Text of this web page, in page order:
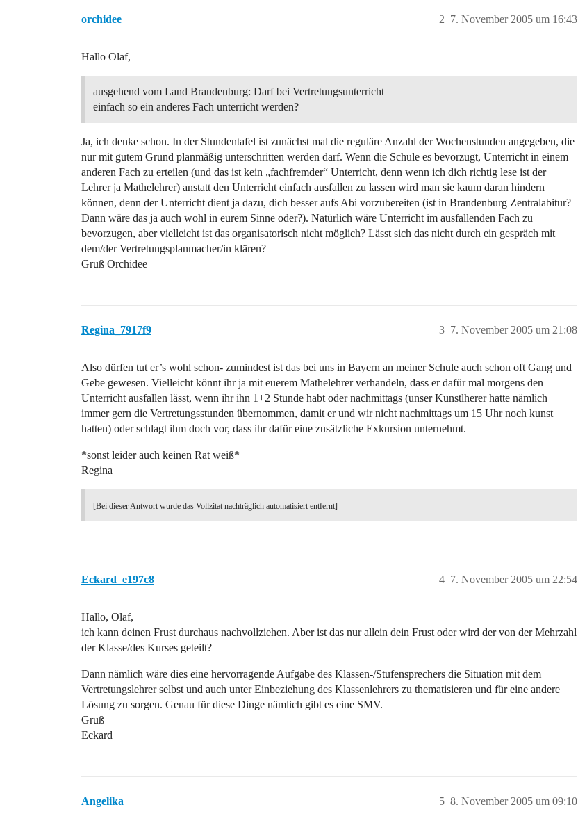
orchidee 7. November 2005 um 16:43
2
Hallo Olaf,
ausgehend vom Land Brandenburg: Darf bei Vertretungsunterricht
einfach so ein anderes Fach unterricht werden?
Ja, ich denke schon. In der Stundentafel ist zunächst mal die reguläre Anzahl der Wochenstunden angegeben, die
nur mit gutem Grund planmäßig unterschritten werden darf. Wenn die Schule es bevorzugt, Unterricht in einem
anderen Fach zu erteilen (und das ist kein „fachfremder“ Unterricht, denn wenn ich dich richtig lese ist der
Lehrer ja Mathelehrer) anstatt den Unterricht einfach ausfallen zu lassen wird man sie kaum daran hindern
können, denn der Unterricht dient ja dazu, dich besser aufs Abi vorzubereiten (ist in Brandenburg Zentralabitur?
Dann wäre das ja auch wohl in eurem Sinne oder?). Natürlich wäre Unterricht im ausfallenden Fach zu
bevorzugen, aber vielleicht ist das organisatorisch nicht möglich? Lässt sich das nicht durch ein gespräch mit
dem/der Vertretungsplanmacher/in klären?
Gruß Orchidee
Regina_7917f9 7. November 2005 um 21:08
3
Also dürfen tut er’s wohl schon- zumindest ist das bei uns in Bayern an meiner Schule auch schon oft Gang und
Gebe gewesen. Vielleicht könnt ihr ja mit euerem Mathelehrer verhandeln, dass er dafür mal morgens den
Unterricht ausfallen lässt, wenn ihr ihn 1+2 Stunde habt oder nachmittags (unser Kunstlherer hatte nämlich
immer gern die Vertretungsstunden übernommen, damit er und wir nicht nachmittags um 15 Uhr noch kunst
hatten) oder schlagt ihm doch vor, dass ihr dafür eine zusätzliche Exkursion unternehmt.
*sonst leider auch keinen Rat weiß*
Regina
[Bei dieser Antwort wurde das Vollzitat nachträglich automatisiert entfernt]
Eckard_e197c8 7. November 2005 um 22:54
4
Hallo, Olaf,
ich kann deinen Frust durchaus nachvollziehen. Aber ist das nur allein dein Frust oder wird der von der Mehrzahl
der Klasse/des Kurses geteilt?
Dann nämlich wäre dies eine hervorragende Aufgabe des Klassen-/Stufensprechers die Situation mit dem
Vertretungslehrer selbst und auch unter Einbeziehung des Klassenlehrers zu thematisieren und für eine andere
Lösung zu sorgen. Genau für diese Dinge nämlich gibt es eine SMV.
Gruß
Eckard
Angelika 8. November 2005 um 09:10
5